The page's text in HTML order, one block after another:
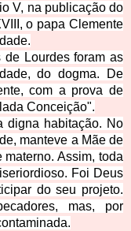
V, na publicação do
o papa Clemente
de Lourdes foram as
do dogma. De
com a prova de
Conceição".
digna habitação. No
manteve a Mãe de
Assim, toda
Foi Deus
do seu projeto.
mas, por